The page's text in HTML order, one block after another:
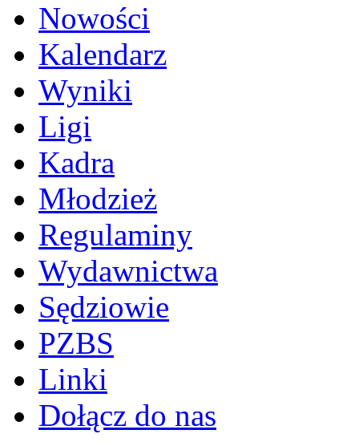
Nowości
Kalendarz
Wyniki
Ligi
Kadra
Młodzież
Regulaminy
Wydawnictwa
Sędziowie
PZBS
Linki
Dołącz do nas